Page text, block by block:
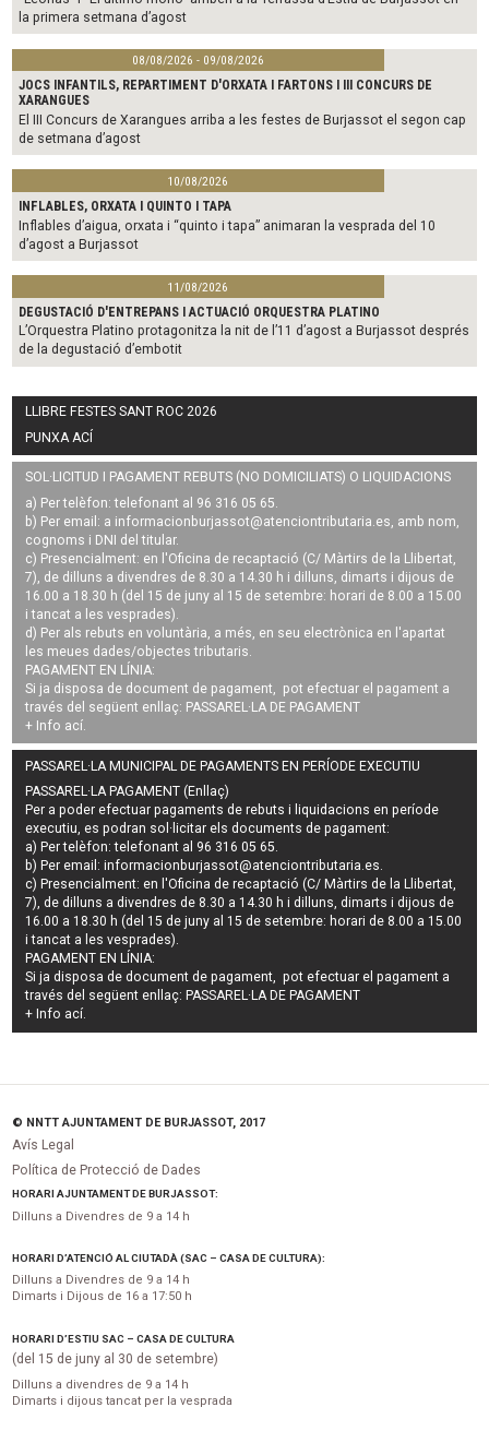
la primera setmana d’agost
08/08/2026 - 09/08/2026
JOCS INFANTILS, REPARTIMENT D'ORXATA I FARTONS I III CONCURS DE
XARANGUES
El III Concurs de Xarangues arriba a les festes de Burjassot el segon cap
de setmana d’agost
10/08/2026
INFLABLES, ORXATA I QUINTO I TAPA
Inflables d’aigua, orxata i “quinto i tapa” animaran la vesprada del 10
d’agost a Burjassot
11/08/2026
DEGUSTACIÓ D'ENTREPANS I ACTUACIÓ ORQUESTRA PLATINO
L’Orquestra Platino protagonitza la nit de l’11 d’agost a Burjassot després
de la degustació d’embotit
LLIBRE FESTES SANT ROC 2026
PUNXA ACÍ
SOL·LICITUD I PAGAMENT REBUTS (NO DOMICILIATS) O LIQUIDACIONS
a) Per telèfon: telefonant al 96 316 05 65.
b) Per email: a informacionburjassot@atenciontributaria.es, amb nom,
cognoms i DNI del titular.
c) Presencialment: en l'Oficina de recaptació (C/ Màrtirs de la Llibertat,
7), de dilluns a divendres de 8.30 a 14.30 h i dilluns, dimarts i dijous de
16.00 a 18.30 h (del 15 de juny al 15 de setembre: horari de 8.00 a 15.00
i tancat a les vesprades).
d) Per als rebuts en voluntària, a més, en seu electrònica en l'apartat
les meues dades/objectes tributaris.
PAGAMENT EN LÍNIA:
Si ja disposa de document de pagament, pot efectuar el pagament a
través del següent enllaç: PASSAREL·LA DE PAGAMENT
+ Info ací.
PASSAREL·LA MUNICIPAL DE PAGAMENTS EN PERÍODE EXECUTIU
PASSAREL·LA PAGAMENT (Enllaç)
Per a poder efectuar pagaments derebuts i liquidacions en període
executiu, es podran sol·licitar els documents de pagament:
a) Per telèfon: telefonant al 96 316 05 65.
b) Per email:informacionburjassot@atenciontributaria.es.
c) Presencialment: en l'Oficina de recaptació (C/ Màrtirs de la Llibertat,
7), de dilluns a divendres de 8.30 a 14.30 h i dilluns, dimarts i dijous de
16.00 a 18.30 h (del 15 de juny al 15 de setembre: horari de 8.00 a 15.00
i tancat a les vesprades).
PAGAMENT EN LÍNIA:
Si ja disposa de document de pagament, pot efectuar el pagament a
través del següent enllaç: PASSAREL·LA DE PAGAMENT
+ Info ací.
© NNTT AJUNTAMENT DE BURJASSOT, 2017
Avís Legal
Política de Protecció de Dades
HORARI AJUNTAMENT DE BURJASSOT:
Dilluns a Divendres de 9 a 14 h
HORARI D’ATENCIÓ AL CIUTADÀ (SAC – CASA DE CULTURA):
Dilluns a Divendres de 9 a 14 h
Dimarts i Dijous de 16 a 17:50 h
HORARI D’ESTIU SAC – CASA DE CULTURA
(del 15 de juny al 30 de setembre)
Dilluns a divendres de 9 a 14 h
Dimarts i dijous tancat per la vesprada